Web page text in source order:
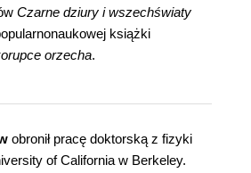
Czarne dziury i wszechświaty
książki
orzecha.
obronił pracę doktorską z fizyki
of California w Berkeley.